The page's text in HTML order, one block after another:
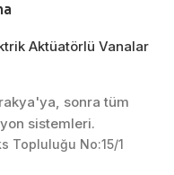
Aktüatörlü Vanalar
sonra tüm
sistemleri.
Topluluğu No:15/1